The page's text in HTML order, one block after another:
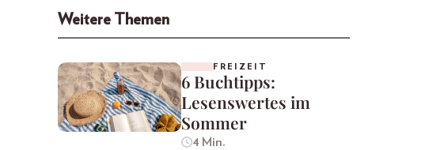
Weitere Themen
FREIZEIT
6 Buchtipps:
Lesenswertes im
Sommer
4 Min.